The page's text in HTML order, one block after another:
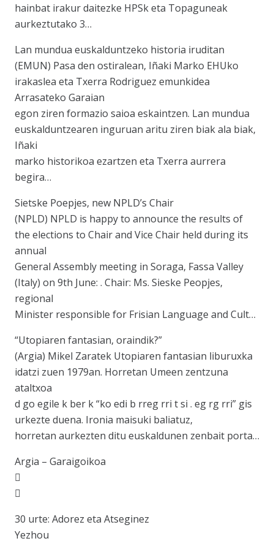
hainbat irakur daitezke HPSk eta Topaguneak
aurkeztutako 3…
Lan mundua euskalduntzeko historia iruditan
(EMUN) Pasa den ostiralean, Iñaki Marko EHUko
irakaslea eta Txerra Rodriguez emunkidea
Arrasateko Garaian
egon ziren formazio saioa eskaintzen. Lan mundua
euskalduntzearen inguruan aritu ziren biak ala biak,
Iñaki
marko historikoa ezartzen eta Txerra aurrera
begira…
Sietske Poepjes, new NPLD’s Chair
(NPLD) NPLD is happy to announce the results of
the elections to Chair and Vice Chair held during its
annual
General Assembly meeting in Soraga, Fassa Valley
(Italy) on 9th June: . Chair: Ms. Sieske Peopjes,
regional
Minister responsible for Frisian Language and Cult…
“Utopiaren fantasian, oraindik?”
(Argia) Mikel Zaratek Utopiaren fantasian liburuxka
idatzi zuen 1979an. Horretan Umeen zentzuna
ataltxoa
d go egile k ber k “ko edi b rreg rri t si . eg rg rri” gis
urkezte duena. Ironia maisuki baliatuz,
horretan aurkezten ditu euskaldunen zenbait porta…
Argia – Garaigoikoa


30 urte: Adorez eta Atseginez
Yezhou